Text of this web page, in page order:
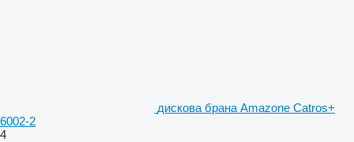
дискова брана Amazone Catros+
6002-2
4